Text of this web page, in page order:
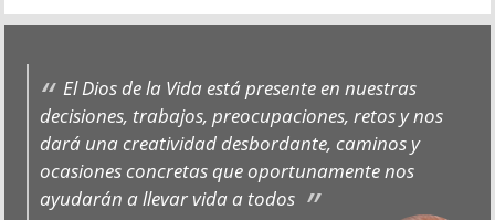
El Dios de la Vida está presente en nuestras
decisiones, trabajos, preocupaciones, retos y nos
dará una creatividad desbordante, caminos y
ocasiones concretas que oportunamente nos
ayudarán a llevar vida a todos